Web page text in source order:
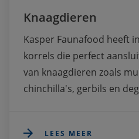
Knaagdieren
Kasper Faunafood heeft
korrels die perfect
van knaagdieren zoals
chinchilla's, gerbils en
LEES MEER